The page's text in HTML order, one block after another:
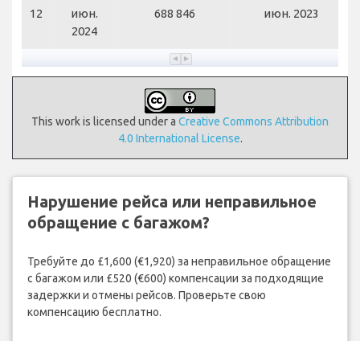
12
июн.
2024
688 846 июн. 2023
This work is licensed under a Creative Commons Attribution
4.0 International License.
Нарушение рейса или неправильное
обращение с багажом?
Требуйте до £1,600 (€1,920) за неправильное обращение
с багажом или £520 (€600) компенсации за подходящие
задержки и отмены рейсов. Проверьте свою
компенсацию бесплатно.